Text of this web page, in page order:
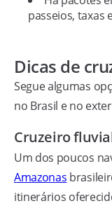
passeios, taxas
Dicas de
Segue algumas
no Brasil e no
Cruzeiro
Um dos poucos
Amazonas
itinerários